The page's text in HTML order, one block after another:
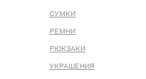
СУМКИ
РЕМНИ
РЮКЗАКИ
УКРАШЕНИЯ